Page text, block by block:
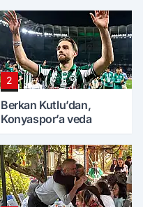
2
Berkan Kutlu’dan,
Konyaspor’a veda